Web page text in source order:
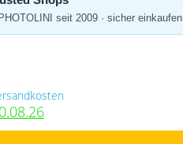
seit 2009 · sicher einkaufen